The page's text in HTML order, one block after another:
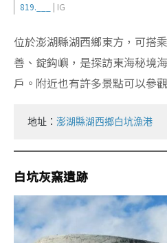
819.___ | IG
位於澎湖縣湖西鄉東方，可搭
善、錠鈎嶼，是探訪東海秘境
戶。附近也有許多景點可以參
地址： 澎湖縣湖西鄉白坑漁港
白坑灰窯遺跡